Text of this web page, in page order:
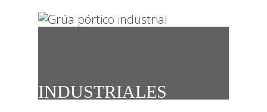
INDUSTRIALES